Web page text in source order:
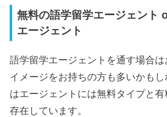
無料の語学留学エージェント
エージェント
語学留学エージェントを通す場合は
イメージをお持ちの方も多いかも
はエージェントには無料タイプと
存在しています。